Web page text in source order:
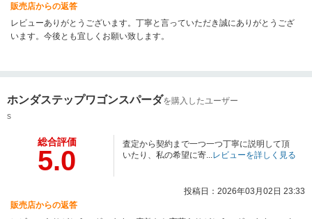
販売店からの返答
レビューありがとうございます。丁寧と言っていただき誠にありがとうござ
います。今後とも宜しくお願い致します。
ホンダステップワゴンスパーダを購入したユーザー
s
総合評価
5.0
査定から契約まで一つ一つ丁寧に説明して頂
いたり、私の希望に寄...レビューを詳しく見る
投稿日：2026年03月02日 23:33
販売店からの返答